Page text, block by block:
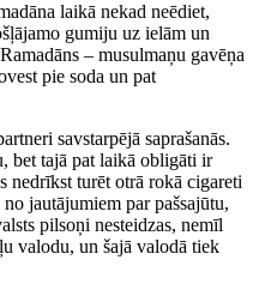
laikā nekad neēdiet,
gumiju uz ielām un
– musulmaņu gavēņa
pie soda un pat
savstarpējā saprašanās.
bet tajā pat laikā obligāti ir
nedrīkst turēt otrā rokā cigareti
jautājumiem par pašsajūtu,
pilsoņi nesteidzas, nemīl
valodu, un šajā valodā tiek